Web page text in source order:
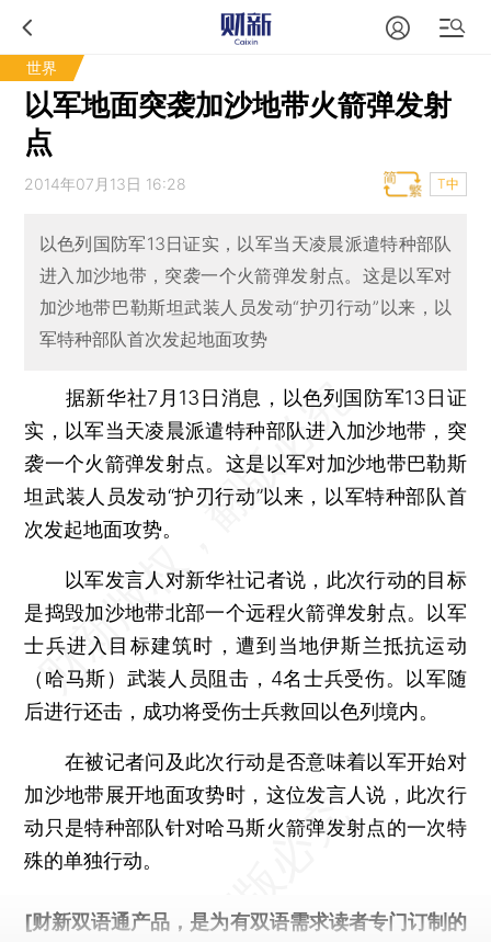
世界
以军地面突袭加沙地带火箭弹发射
点
2014年07月13日 16:28 T中
以色列国防军13日证实，以军当天凌晨派遣特种部队
进入加沙地带，突袭一个火箭弹发射点。这是以军对
加沙地带巴勒斯坦武装人员发动“护刃行动”以来，以
军特种部队首次发起地面攻势
据新华社7月13日消息，以色列国防军13日证
实，以军当天凌晨派遣特种部队进入加沙地带，突
袭一个火箭弹发射点。这是以军对加沙地带巴勒斯
坦武装人员发动“护刃行动”以来，以军特种部队首
次发起地面攻势。
以军发言人对新华社记者说，此次行动的目标
是捣毁加沙地带北部一个远程火箭弹发射点。以军
士兵进入目标建筑时，遭到当地伊斯兰抵抗运动
（哈马斯）武装人员阻击，4名士兵受伤。以军随
后进行还击，成功将受伤士兵救回以色列境内。
在被记者问及此次行动是否意味着以军开始对
加沙地带展开地面攻势时，这位发言人说，此次行
动只是特种部队针对哈马斯火箭弹发射点的一次特
殊的单独行动。
[财新双语通产品，是为有双语需求读者专门订制的